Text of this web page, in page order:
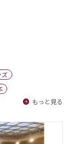
ズ
もっと見る